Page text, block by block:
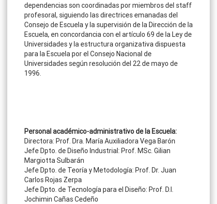
dependencias son coordinadas por miembros del staff
profesoral, siguiendo las directrices emanadas del
Consejo de Escuela y la supervisión de la Dirección de la
Escuela, en concordancia con el artículo 69 de la Ley de
Universidades y la estructura organizativa dispuesta
para la Escuela por el Consejo Nacional de
Universidades según resolución del 22 de mayo de
1996.
Personal académico-administrativo de la Escuela:
Directora: Prof. Dra. María Auxiliadora Vega Barón
Jefe Dpto. de Diseño Industrial: Prof. MSc. Gilian
Margiotta Sulbarán
Jefe Dpto. de Teoría y Metodología: Prof. Dr. Juan
Carlos Rojas Zerpa
Jefe Dpto. de Tecnología para el Diseño: Prof. D.I.
Jochimin Cañas Cedeño